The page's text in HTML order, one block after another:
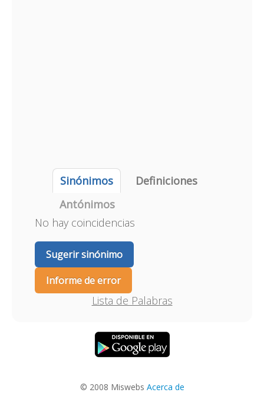
Sinónimos
Definiciones
Antónimos
No hay coincidencias
Sugerir sinónimo
Informe de error
Lista de Palabras
© 2008 Miswebs Acerca de